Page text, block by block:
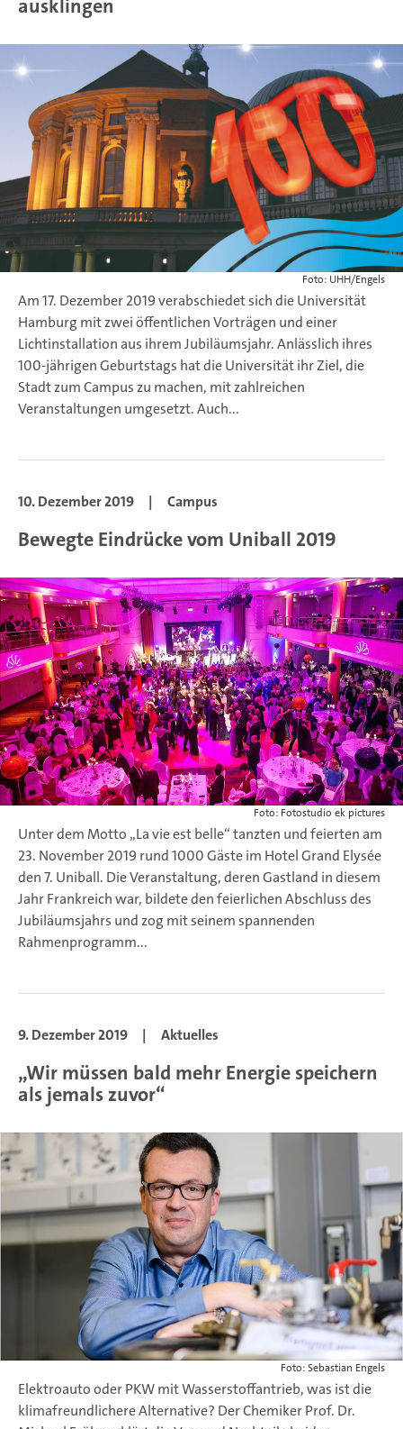
ausklingen
Foto: UHH/Engels
Am 17. Dezember 2019 verabschiedet sich die Universität
Hamburg mit zwei öffentlichen Vorträgen und einer
Lichtinstallation aus ihrem Jubiläumsjahr. Anlässlich ihres
100-jährigen Geburtstags hat die Universität ihr Ziel, die
Stadt zum Campus zu machen, mit zahlreichen
Veranstaltungen umgesetzt. Auch...
10. Dezember 2019 | Campus
Bewegte Eindrücke vom Uniball 2019
Foto: Fotostudio ek pictures
Unter dem Motto „La vie est belle“ tanzten und feierten am
23. November 2019 rund 1000 Gäste im Hotel Grand Elysée
den 7. Uniball. Die Veranstaltung, deren Gastland in diesem
Jahr Frankreich war, bildete den feierlichen Abschluss des
Jubiläumsjahrs und zog mit seinem spannenden
Rahmenprogramm...
9. Dezember 2019 | Aktuelles
„Wir müssen bald mehr Energie speichern
als jemals zuvor“
Foto: Sebastian Engels
Elektroauto oder PKW mit Wasserstoffantrieb, was ist die
klimafreundlichere Alternative? Der Chemiker Prof. Dr.